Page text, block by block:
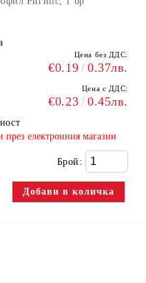
Цена без ДДС:
€0.19 0.37лв.
Цена с ДДС:
€0.23 0.45лв.
електронния магазин
Брой: